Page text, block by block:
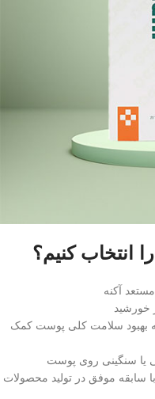
انتخاب کنیم؟
آکنه
خورشید
بهبود سلامت کلی پوست کمک
یا سنگینی روی پوست
سابقه موفق در تولید محصولات